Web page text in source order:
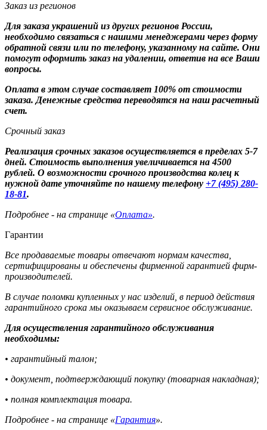
Заказ из регионов
Для заказа украшений из других регионов России,
необходимо связаться с нашими менеджерами через форму
обратной связи или по телефону, указанному на сайте. Они
помогут оформить заказ на удалении, ответив на все Ваши
вопросы.
Оплата в этом случае составляет 100% от стоимости
заказа. Денежные средства переводятся на наш расчетный
счет.
Срочный заказ
Реализация срочных заказов осуществляется в пределах 5-7
дней. Стоимость выполнения увеличивается на 4500
рублей. О возможности срочного производства колец к
нужной дате уточняйте по нашему телефону +7 (495) 280-
18-81.
Подробнее - на странице «Оплата».
Гарантии
Все продаваемые товары отвечают нормам качества,
сертифицированы и обеспечены фирменной гарантией фирм-
производителей.
В случае поломки купленных у нас изделий, в период действия
гарантийного срока мы оказываем сервисное обслуживание.
Для осуществления гарантийного обслуживания
необходимы:
• гарантийный талон;
• документ, подтверждающий покупку (товарная накладная);
• полная комплектация товара.
Подробнее - на странице «Гарантия».